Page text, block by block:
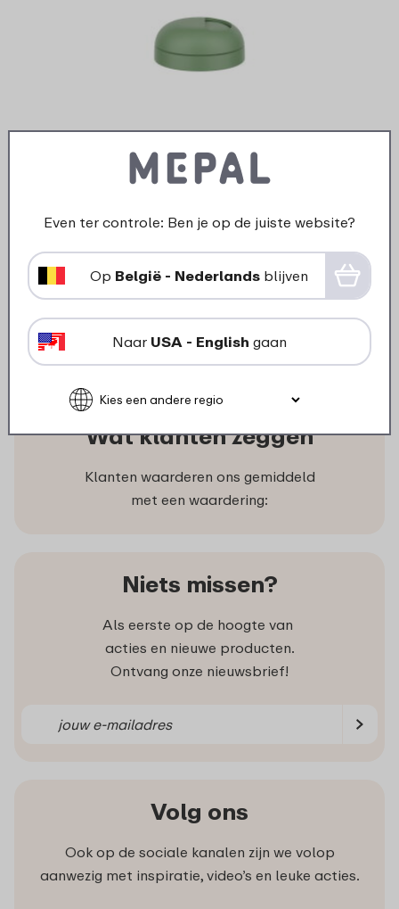
Dop isoleerfles Twist - moss
green
619 In winkelmand
Wat klanten zeggen
Klanten waarderen ons gemiddeld
met een waardering:
Niets missen?
Als eerste op de hoogte van
acties en nieuwe producten.
Ontvang onze nieuwsbrief!
Volg ons
Ook op de sociale kanalen zijn we volop
aanwezig met inspiratie, video’s en leuke acties.
Even ter controle: Ben je op de juiste website?
Op België - Nederlands blijven
Naar USA - English gaan